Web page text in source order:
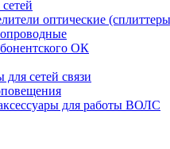
оптические
ОК
сетей связи
для работы ВОЛС